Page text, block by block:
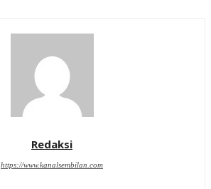
Redaksi
https://www.kanalsembilan.com